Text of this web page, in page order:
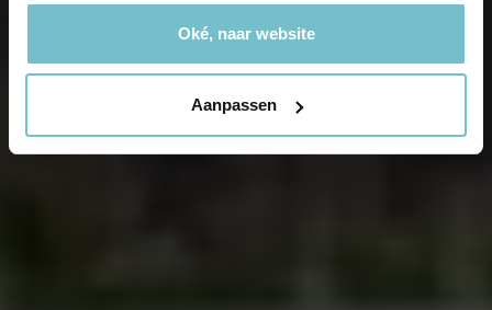
Oké, naar website
Aanpassen